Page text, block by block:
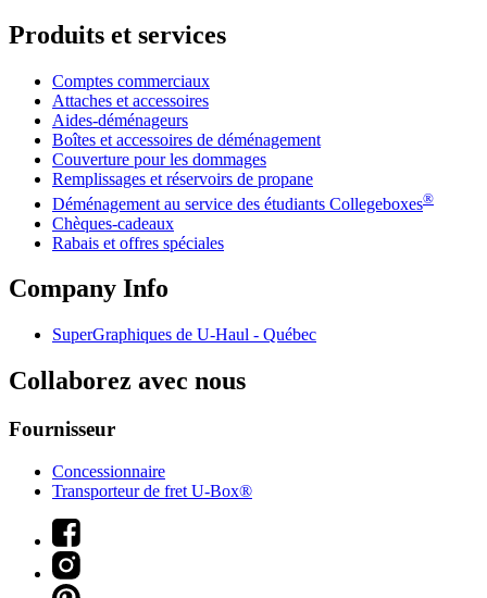
Produits et services
Comptes commerciaux
Attaches et accessoires
Aides-déménageurs
Boîtes et accessoires de déménagement
Couverture pour les dommages
Remplissages et réservoirs de propane
Déménagement au service des étudiants Collegeboxes®
Chèques-cadeaux
Rabais et offres spéciales
Company Info
SuperGraphiques de U-Haul - Québec
Collaborez avec nous
Fournisseur
Concessionnaire
Transporteur de fret U-Box®